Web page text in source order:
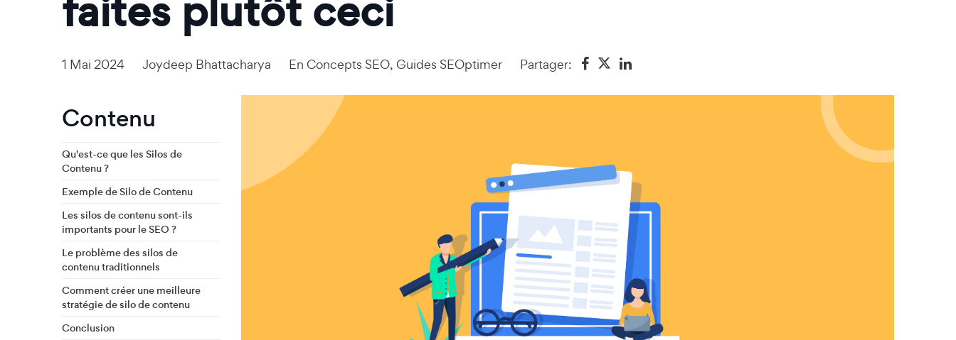
1 Mai 2024 Joydeep Bhattacharya En Concepts SEO, Guides SEOptimer Partager:
Contenu
Qu'est-ce que les Silos de
Contenu ?
Exemple de Silo de Contenu
Les silos de contenu sont-ils
importants pour le SEO ?
Le problème des silos de
contenu traditionnels
Comment créer une meilleure
stratégie de silo de contenu
Conclusion